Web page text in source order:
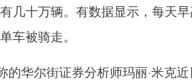
几十万辆。有数据显示，每天
车被骑走。
华尔街证券分析师玛丽·米克